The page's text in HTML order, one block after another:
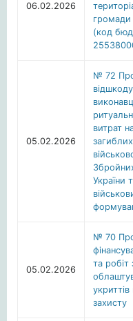
06.02.2026
громади
(код
05.02.2026
№ 72
витрат
України
05.02.2026
№ 70
та робіт
укриттів
захисту